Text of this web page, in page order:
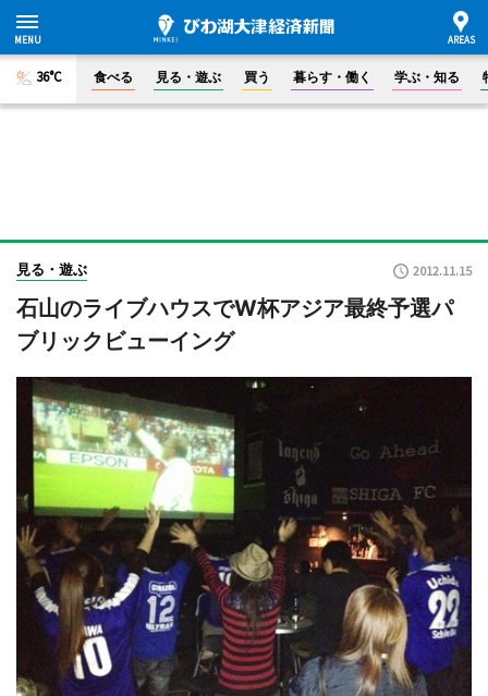
36°C 食べる 見る・遊ぶ 買う 暮らす・働く 学ぶ・知る
見る・遊ぶ 2012.11.15
石山のライブハウスでW杯アジア最終予選パ
ブリックビューイング